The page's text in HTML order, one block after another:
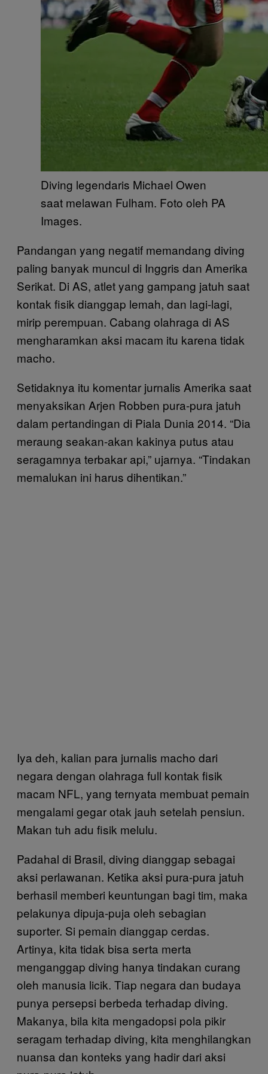
Diving legendaris Michael Owen
saat melawan Fulham. Foto oleh PA
Images.
Pandangan yang negatif memandang diving
paling banyak muncul di Inggris dan Amerika
Serikat. Di AS, atlet yang gampang jatuh saat
kontak fisik dianggap lemah, dan lagi-lagi,
mirip perempuan. Cabang olahraga di AS
mengharamkan aksi macam itu karena tidak
macho.
Setidaknya itu komentar jurnalis Amerika saat
menyaksikan Arjen Robben pura-pura jatuh
dalam pertandingan di Piala Dunia 2014. “Dia
meraung seakan-akan kakinya putus atau
seragamnya terbakar api,” ujarnya. “Tindakan
memalukan ini harus dihentikan.”
Iya deh, kalian para jurnalis macho dari
negara dengan olahraga full kontak fisik
macam NFL, yang ternyata membuat pemain
mengalami gegar otak jauh setelah pensiun.
Makan tuh adu fisik melulu.
Padahal di Brasil, diving dianggap sebagai
aksi perlawanan. Ketika aksi pura-pura jatuh
berhasil memberi keuntungan bagi tim, maka
pelakunya dipuja-puja oleh sebagian
suporter. Si pemain dianggap cerdas.
Artinya, kita tidak bisa serta merta
menganggap diving hanya tindakan curang
oleh manusia licik. Tiap negara dan budaya
punya persepsi berbeda terhadap diving.
Makanya, bila kita mengadopsi pola pikir
seragam terhadap diving, kita menghilangkan
nuansa dan konteks yang hadir dari aksi